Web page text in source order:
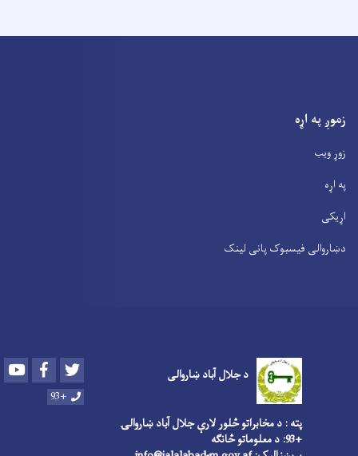
زموږ په اړه
زوړ ویب
په اړه
اړیکی
دښاروالی فیسبوک پانی لینک
د جلال آباد ښاروالی Youtube Facebook
+93
پته : د مخابراتو څلور لارې جلال آباد ښاروالۍ
+93: د معلوماتو څانګه